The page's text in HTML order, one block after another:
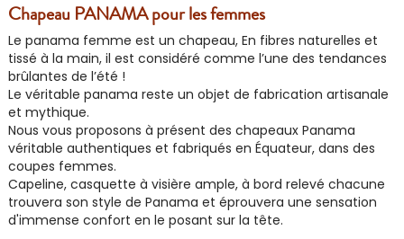
Chapeau PANAMA pour les femmes
Le panama femme est un chapeau, En fibres naturelles et
tissé à la main, il est considéré comme l’une des tendances
brûlantes de l’été !
Le véritable panama reste un objet de fabrication artisanale
et mythique.
Nous vous proposons à présent des chapeaux Panama
véritable authentiques et fabriqués en Équateur, dans des
coupes femmes.
Capeline, casquette à visière ample, à bord relevé chacune
trouvera son style de Panama et éprouvera une sensation
d'immense confort en le posant sur la tête.